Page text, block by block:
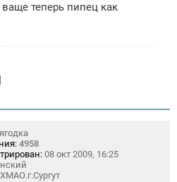
теперь пипец как
4958
08 окт 2009, 16:25
ХМАО.г.Сургут